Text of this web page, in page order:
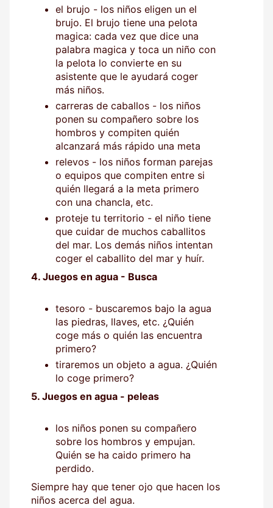
el brujo - los niños eligen un el
brujo. El brujo tiene una pelota
magica: cada vez que dice una
palabra magica y toca un niño con
la pelota lo convierte en su
asistente que le ayudará coger
más niños.
carreras de caballos - los niños
ponen su compañero sobre los
hombros y compiten quién
alcanzará más rápido una meta
relevos - los niños forman parejas
o equipos que compiten entre si
quién llegará a la meta primero
con una chancla, etc.
proteje tu territorio - el niño tiene
que cuidar de muchos caballitos
del mar. Los demás niños intentan
coger el caballito del mar y huír.
4. Juegos en agua - Busca
tesoro - buscaremos bajo la agua
las piedras, llaves, etc. ¿Quién
coge más o quién las encuentra
primero?
tiraremos un objeto a agua. ¿Quién
lo coge primero?
5. Juegos en agua - peleas
los niños ponen su compañero
sobre los hombros y empujan.
Quién se ha caido primero ha
perdido.
Siempre hay que tener ojo que hacen los
niños acerca del agua.